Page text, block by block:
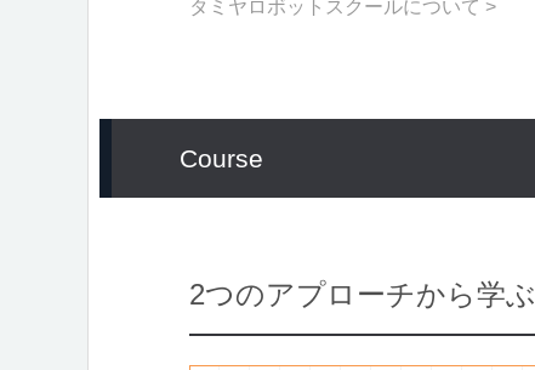
タミヤロボットスクールについて >
Course
2つのアプローチから学ぶ